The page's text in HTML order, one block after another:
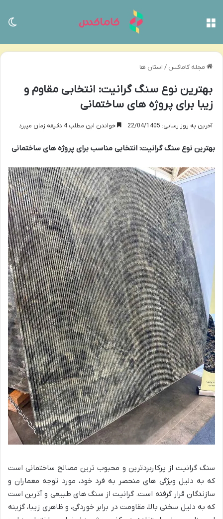
مجله کاماکس / استان ها
بهترین نوع سنگ گرانیت: انتخابی مقاوم و
زیبا برای پروژه های ساختمانی
آخرین به روز رسانی: 22/04/1405 خواندن این مطلب 4 دقیقه زمان میبرد
بهترین نوع سنگ گرانیت: انتخابی مناسب برای پروژه های ساختمانی
سنگ گرانیت از پرکاربردترین و محبوب ترین مصالح ساختمانی است
که به دلیل ویژگی های منحصر به فرد خود، مورد توجه معماران و
سازندگان قرار گرفته است. گرانیت از سنگ های طبیعی و آذرین است
که به دلیل سختی بالا، مقاومت در برابر خوردگی، و ظاهری زیبا، گزینه